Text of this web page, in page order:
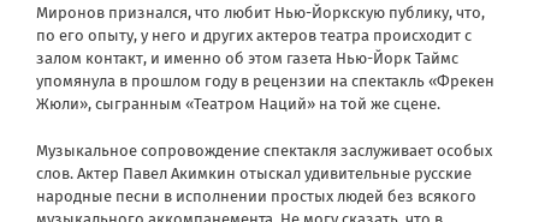
Миронов признался, что любит Нью-Йоркскую публику, что,
по его опыту, у него и других актеров театра происходит с
залом контакт, и именно об этом газета Нью-Йорк Таймс
упомянула в прошлом году в рецензии на спектакль «Фрекен
Жюли», сыгранным «Театром Наций» на той же сцене.
Музыкальное сопровождение спектакля заслуживает особых
слов. Актер Павел Акимкин отыскал удивительные русские
народные песни в исполнении простых людей без всякого